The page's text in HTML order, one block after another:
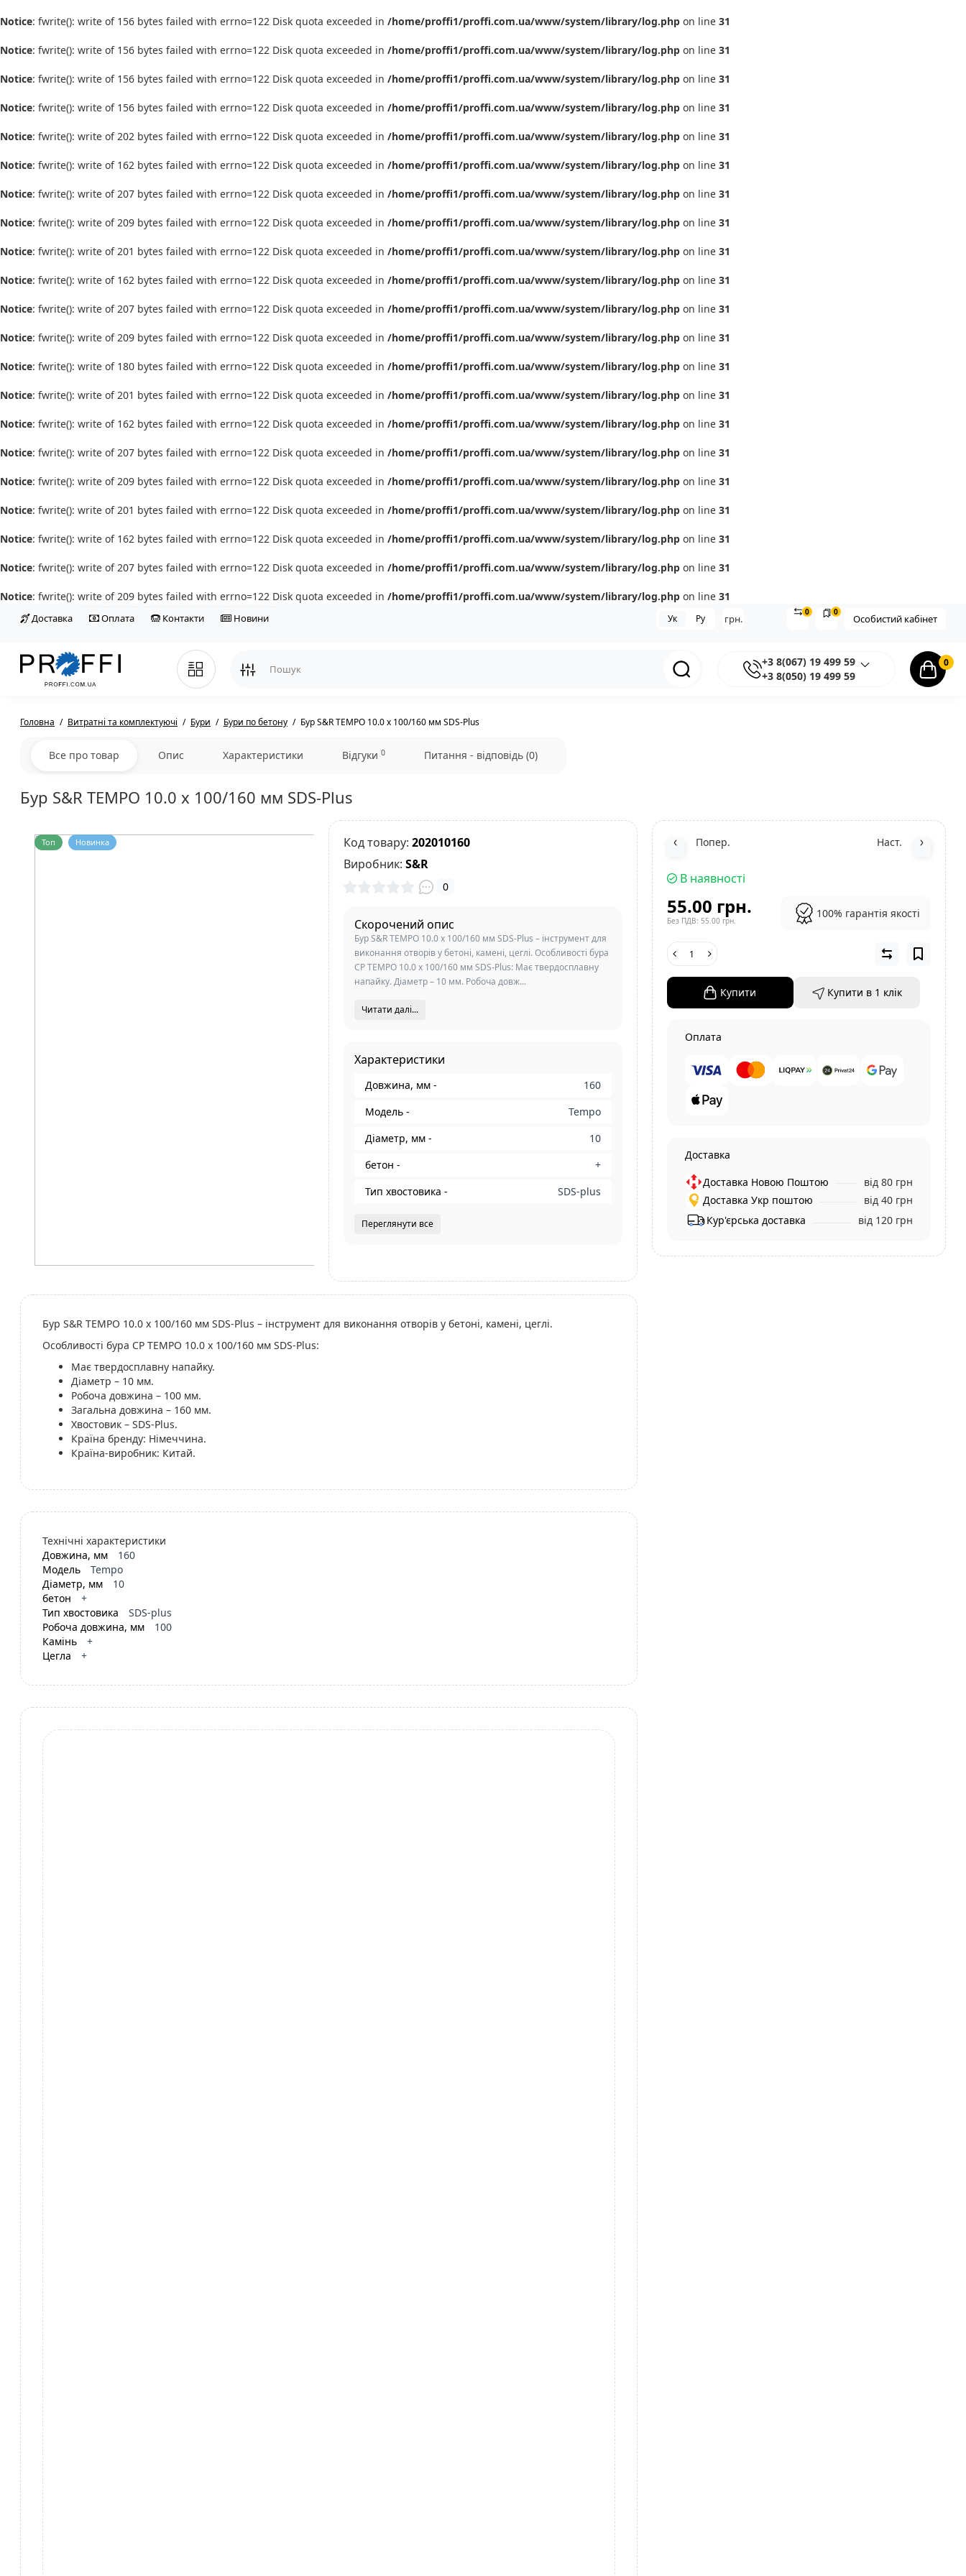
Notice: fwrite(): write of 156 bytes failed with errno=122 Disk quota exceeded in /home/proffi1/proffi.com.ua/www/system/library/log.php on line 31
Notice: fwrite(): write of 156 bytes failed with errno=122 Disk quota exceeded in /home/proffi1/proffi.com.ua/www/system/library/log.php on line 31
Notice: fwrite(): write of 156 bytes failed with errno=122 Disk quota exceeded in /home/proffi1/proffi.com.ua/www/system/library/log.php on line 31
Notice: fwrite(): write of 156 bytes failed with errno=122 Disk quota exceeded in /home/proffi1/proffi.com.ua/www/system/library/log.php on line 31
Notice: fwrite(): write of 202 bytes failed with errno=122 Disk quota exceeded in /home/proffi1/proffi.com.ua/www/system/library/log.php on line 31
Notice: fwrite(): write of 162 bytes failed with errno=122 Disk quota exceeded in /home/proffi1/proffi.com.ua/www/system/library/log.php on line 31
Notice: fwrite(): write of 207 bytes failed with errno=122 Disk quota exceeded in /home/proffi1/proffi.com.ua/www/system/library/log.php on line 31
Notice: fwrite(): write of 209 bytes failed with errno=122 Disk quota exceeded in /home/proffi1/proffi.com.ua/www/system/library/log.php on line 31
Notice: fwrite(): write of 201 bytes failed with errno=122 Disk quota exceeded in /home/proffi1/proffi.com.ua/www/system/library/log.php on line 31
Notice: fwrite(): write of 162 bytes failed with errno=122 Disk quota exceeded in /home/proffi1/proffi.com.ua/www/system/library/log.php on line 31
Notice: fwrite(): write of 207 bytes failed with errno=122 Disk quota exceeded in /home/proffi1/proffi.com.ua/www/system/library/log.php on line 31
Notice: fwrite(): write of 209 bytes failed with errno=122 Disk quota exceeded in /home/proffi1/proffi.com.ua/www/system/library/log.php on line 31
Notice: fwrite(): write of 180 bytes failed with errno=122 Disk quota exceeded in /home/proffi1/proffi.com.ua/www/system/library/log.php on line 31
Notice: fwrite(): write of 201 bytes failed with errno=122 Disk quota exceeded in /home/proffi1/proffi.com.ua/www/system/library/log.php on line 31
Notice: fwrite(): write of 162 bytes failed with errno=122 Disk quota exceeded in /home/proffi1/proffi.com.ua/www/system/library/log.php on line 31
Notice: fwrite(): write of 207 bytes failed with errno=122 Disk quota exceeded in /home/proffi1/proffi.com.ua/www/system/library/log.php on line 31
Notice: fwrite(): write of 209 bytes failed with errno=122 Disk quota exceeded in /home/proffi1/proffi.com.ua/www/system/library/log.php on line 31
Notice: fwrite(): write of 201 bytes failed with errno=122 Disk quota exceeded in /home/proffi1/proffi.com.ua/www/system/library/log.php on line 31
Notice: fwrite(): write of 162 bytes failed with errno=122 Disk quota exceeded in /home/proffi1/proffi.com.ua/www/system/library/log.php on line 31
Notice: fwrite(): write of 207 bytes failed with errno=122 Disk quota exceeded in /home/proffi1/proffi.com.ua/www/system/library/log.php on line 31
Notice: fwrite(): write of 209 bytes failed with errno=122 Disk quota exceeded in /home/proffi1/proffi.com.ua/www/system/library/log.php on line 31
Доставка Оплата Контакти Новини Особистий кабінет
0
0
грн.
Ук Ру
+3 8(067) 19 499 59
+3 8(050) 19 499 59
0
Головна Витратні та комплектуючі Бури Бури по бетону Бур S&R TEMPO 10.0 x 100/160 мм SDS-Plus
Все про товар Опис Характеристики Відгуки 0 Питання - відповідь (0)
Бур S&R TEMPO 10.0 x 100/160 мм SDS-Plus
Топ Новинка Код товару:202010160
Виробник:S&R
0
Скорочений опис
Бур S&R TEMPO 10.0 x 100/160 мм SDS-Plus – інструмент для
виконання отворів у бетоні, камені, цеглі. Особливості бура
СР TEMPO 10.0 x 100/160 мм SDS-Plus: Має твердосплавну
напайку. Діаметр – 10 мм. Робоча довж...
Читати далі...
Характеристики
Довжина, мм -
160
Модель -
Tempo
Діаметр, мм -
10
бетон -
+
Тип хвостовика -
SDS-plus
Переглянути все
Попер. Наст.
В наявності
55.00 грн.
Без ПДВ: 55.00 грн.
100% гарантія якості
Купити Купити в 1 клiк
Оплата
Доставка
Доставка Новою Поштою
від 80 грн
Доставка Укр поштою
від 40 грн
Кур'єрська доставка
від 120 грн
Бур S&R TEMPO 10.0 x 100/160 мм SDS-Plus – інструмент для виконання отворів у бетоні, камені, цеглі.
Особливості бура СР TEMPO 10.0 x 100/160 мм SDS-Plus:
Має твердосплавну напайку.
Діаметр – 10 мм.
Робоча довжина – 100 мм.
Загальна довжина – 160 мм.
Хвостовик – SDS-Plus.
Країна бренду: Німеччина.
Країна-виробник: Китай.
Технічні характеристики
Довжина, мм
160
Модель
Tempo
Діаметр, мм
10
бетон
+
Тип хвостовика
SDS-plus
Робоча довжина, мм
100
Камінь
+
Цегла
+